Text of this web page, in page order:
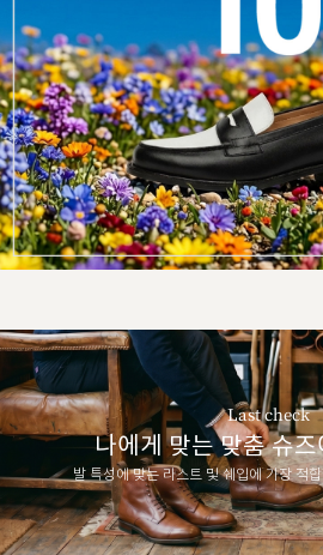
Last check
나에게 맞는 맞춤 슈
발 특성에 맞는 라스트 및 쉐입에 가장 적